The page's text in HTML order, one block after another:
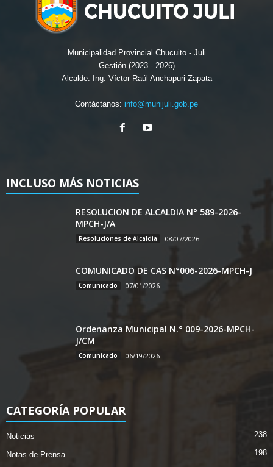
Municipalidad Provincial Chucuito - Juli
Gestión (2023 - 2026)
Alcalde: Ing. Víctor Raúl Anchapuri Zapata
Contáctanos: info@munijuli.gob.pe
INCLUSO MÁS NOTICIAS
RESOLUCION DE ALCALDIA N° 589-2026-
MPCH-J/A
Resoluciones de Alcaldia 08/07/2026
COMUNICADO DE CAS N°006-2026-MPCH-J
Comunicado 07/01/2026
Ordenanza Municipal N.° 009-2026-MPCH-
J/CM
Comunicado 06/19/2026
CATEGORÍA POPULAR
Noticias 238
Notas de Prensa
198